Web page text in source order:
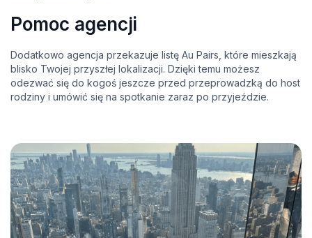
Pomoc agencji
Dodatkowo agencja przekazuje listę Au Pairs, które mieszkają
blisko Twojej przyszłej lokalizacji. Dzięki temu możesz
odezwać się do kogoś jeszcze przed przeprowadzką do host
rodziny i umówić się na spotkanie zaraz po przyjeździe.